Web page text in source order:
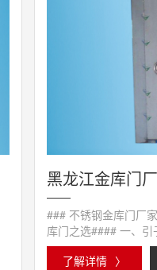
黑龙江金库门
### 不锈钢金库门厂
库门之选#### 一、引
了解详情 〉